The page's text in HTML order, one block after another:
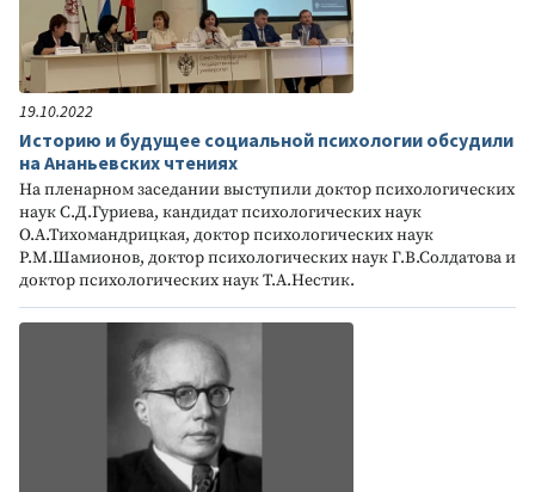
19.10.2022
Историю и будущее социальной психологии обсудили
на Ананьевских чтениях
На пленарном заседании выступили доктор психологических
наук С.Д.Гуриева, кандидат психологических наук
О.А.Тихомандрицкая, доктор психологических наук
Р.М.Шамионов, доктор психологических наук Г.В.Солдатова и
доктор психологических наук Т.А.Нестик.